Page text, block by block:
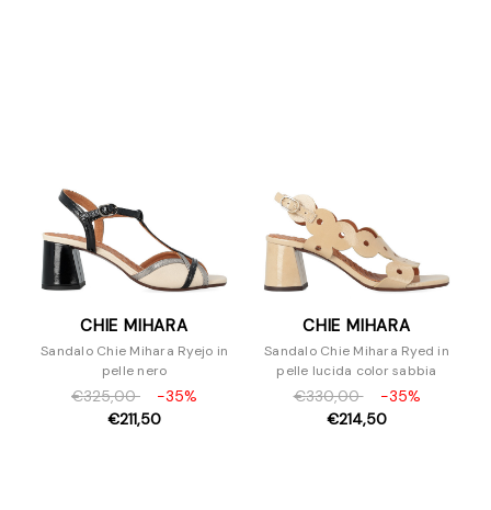
CHIE MIHARA
Sandalo Chie Mihara Ryejo in
pelle nero
€325,00
-35%
€211,50
CHIE MIHARA
Sandalo Chie Mihara Ryed in
pelle lucida color sabbia
€330,00
-35%
€214,50